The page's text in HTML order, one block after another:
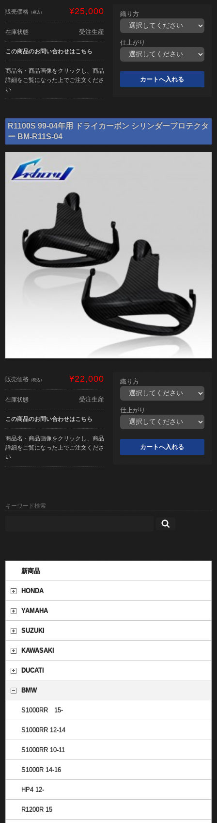
販売価格 （税込） ¥25,000
在庫状態 受注生産
この商品のお問い合わせはこちら
商品名・商品画像をクリックし、商品
詳細をご覧になった上でご注文くださ
い
織り方
仕上がり
R1100S 99-04年用 ドライカーボン シリンダープロテクタ
ー BM-R11S-04
販売価格 （税込） ¥22,000
在庫状態 受注生産
この商品のお問い合わせはこちら
商品名・商品画像をクリックし、商品
詳細をご覧になった上でご注文くださ
い
織り方
仕上がり
キーワード検索
新商品
HONDA
YAMAHA
SUZUKI
KAWASAKI
DUCATI
BMW
S1000RR 15-
S1000RR 12-14
S1000RR 10-11
S1000R 14-16
HP4 12-
R1200R 15